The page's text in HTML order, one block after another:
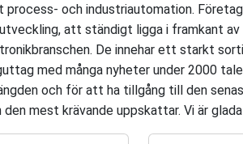
process- och industriautomation.
att ständigt ligga i framkant
De innehar ett starkt
med många nyheter under 2000
och för att ha tillgång till den
den mest krävande uppskattar. Vi är